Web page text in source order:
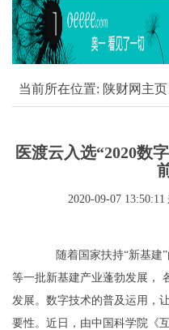
当前所在位置: 陕财网主页
医渡云入选“2020数
2020-09-07 13:50:11
随着国家扶持“新基建
等一批新基建产业蓬勃发展，
发展。数字技术的普及运用，
要性。近日，由中国科学院《